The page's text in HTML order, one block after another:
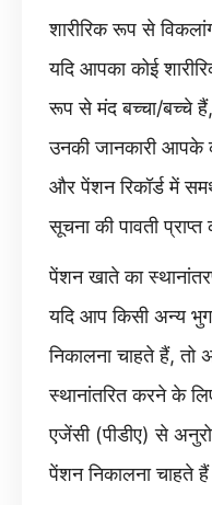
शारीरिक रूप से
यदि आपका कोई
रूप से मंद बच्चा/बच्चे
उनकी जानकारी आपके
और पेंशन रिकॉर्ड में
सूचना की पावती प्राप्त
पेंशन खाते का
यदि आप किसी अन्य
निकालना चाहते हैं,
स्थानांतरित करने के
एजेंसी (पीडीए) से
पेंशन निकालना चाहते